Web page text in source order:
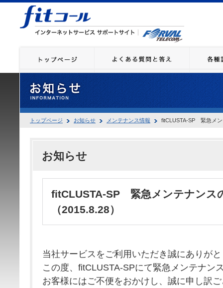
トップページ お知らせ メンテナンス情報 fitCLUSTA-SP 緊急メン
お知らせ
fitCLUSTA-SP 緊急メンテナンス
（2015.8.28）
当社サービスをご利用いただき誠にありが
この度、fitCLUSTA-SPにて緊急メンテナン
お客様にはご不便をおかけし、誠に申し訳